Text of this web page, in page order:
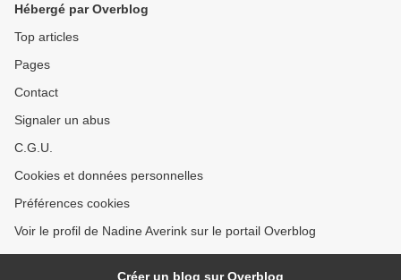
Hébergé par Overblog
Top articles
Pages
Contact
Signaler un abus
C.G.U.
Cookies et données personnelles
Préférences cookies
Voir le profil de Nadine Averink sur le portail Overblog
Créer un blog sur Overblog